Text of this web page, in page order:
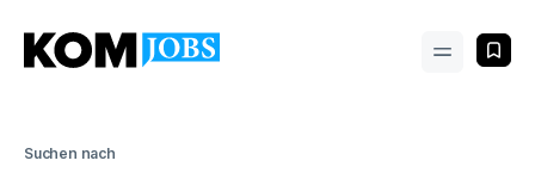
Suchen nach